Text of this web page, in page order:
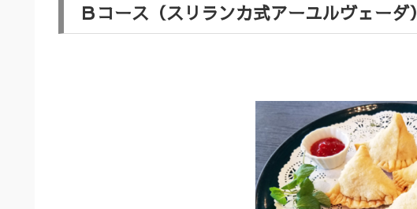
Ｂコース（スリランカ式アーユルヴェーダ）